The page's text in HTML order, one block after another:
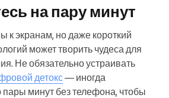
на пару минут
к экранам, но даже короткий
может творить чудеса для
Не обязательно устраивать
детокс— иногда
пары минут без телефона, чтобы